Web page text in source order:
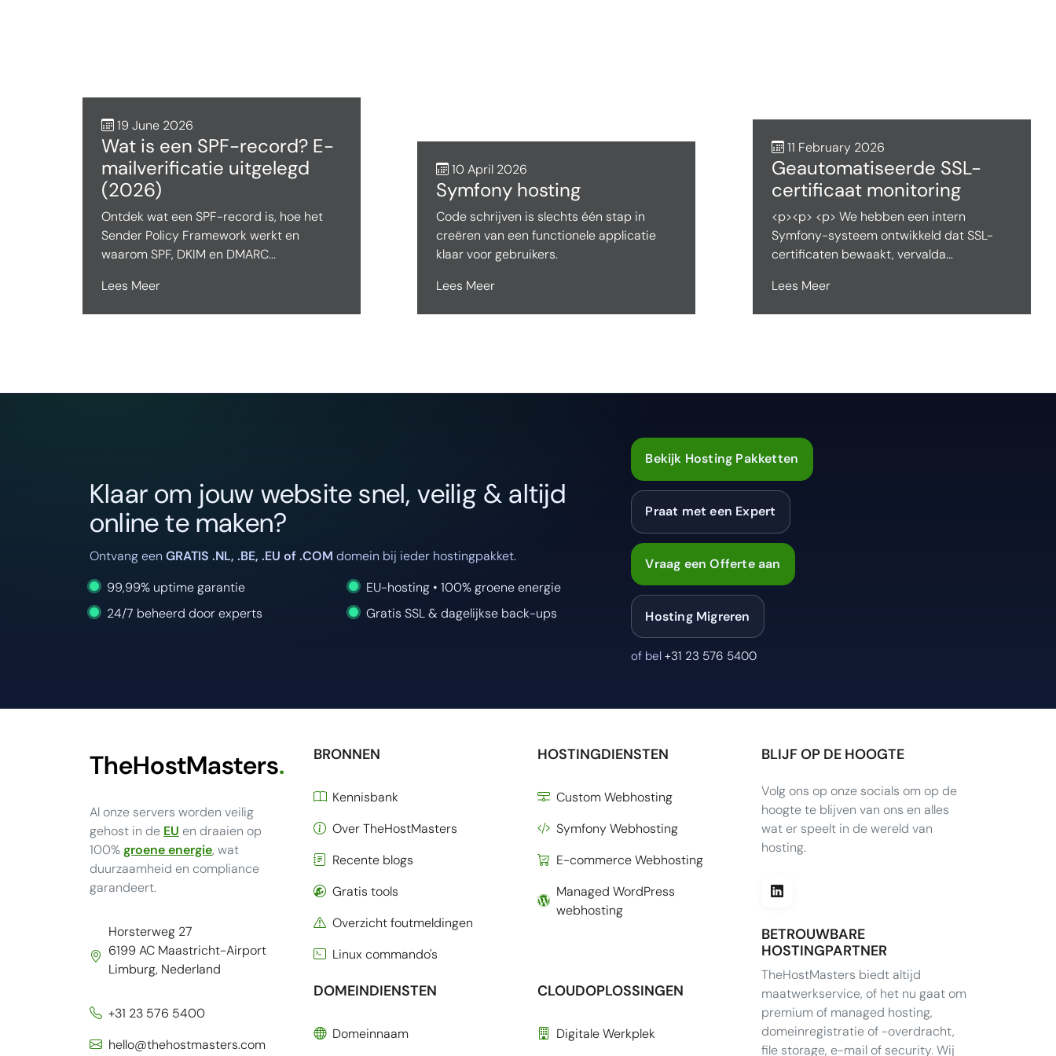
19 June 2026
Wat is een SPF-record? E-
mailverificatie uitgelegd
(2026)
Ontdek wat een SPF-record is, hoe het
Sender Policy Framework werkt en
waarom SPF, DKIM en DMARC...
Lees Meer
10 April 2026
Symfony hosting
Code schrijven is slechts één stap in
creëren van een functionele applicatie
klaar voor gebruikers.
Lees Meer
11 February 2026
Geautomatiseerde SSL-
certificaat monitoring
<p><p> <p> We hebben een intern
Symfony-systeem ontwikkeld dat SSL-
certificaten bewaakt, vervalda...
Lees Meer
Klaar om jouw website snel, veilig & altijd
online te maken?
Ontvang een GRATIS .NL, .BE, .EU of .COM domein bij ieder hostingpakket.
99,99% uptime garantie
EU-hosting • 100% groene energie
24/7 beheerd door experts
Gratis SSL & dagelijkse back-ups
Bekijk Hosting Pakketten
Praat met een Expert
Vraag een Offerte aan
Hosting Migreren
of bel +31 23 576 5400
TheHostMasters.
Al onze servers worden veilig
gehost in de EU en draaien op
100%groene energie, wat
duurzaamheid en compliance
garandeert.
Horsterweg 27
6199 AC Maastricht-Airport
Limburg, Nederland
+31 23 576 5400
hello@thehostmasters.com
BRONNEN
Kennisbank
Over TheHostMasters
Recente blogs
Gratis tools
Overzicht foutmeldingen
Linux commando's
HOSTINGDIENSTEN
Custom Webhosting
Symfony Webhosting
E-commerce Webhosting
Managed WordPress
webhosting
DOMEINDIENSTEN
Domeinnaam
CLOUDOPLOSSINGEN
Digitale Werkplek
BLIJF OP DE HOOGTE
Volg ons op onze socials om op de
hoogte te blijven van ons en alles
wat er speelt in de wereld van
hosting.
BETROUWBARE
HOSTINGPARTNER
TheHostMasters biedt altijd
maatwerkservice, of het nu gaat om
premium of managed hosting,
domeinregistratie of -overdracht,
file storage, e-mail of security. Wij